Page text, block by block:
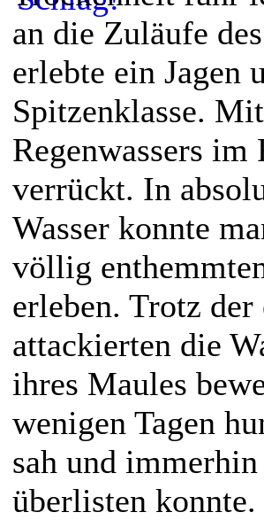
an die Zuläufe
erlebte ein Jagen
Spitzenklasse.
Regenwassers
verrückt. In
Wasser konnte
völlig
erleben. Trotz der
attackierten die
ihres Maules
wenigen Tagen
sah und
überlisten konnte.